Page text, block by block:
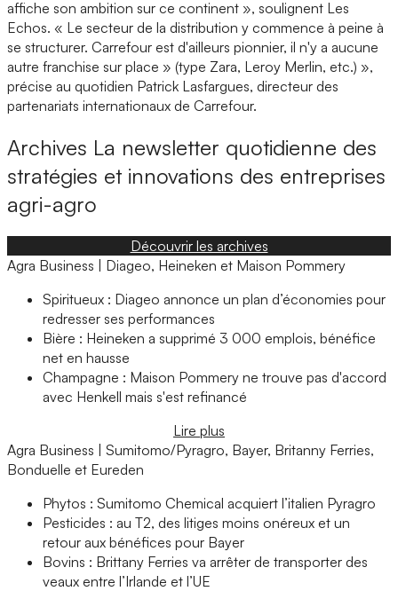
affiche son ambition sur ce continent », soulignent Les
Echos. « Le secteur de la distribution y commence à peine à
se structurer. Carrefour est d'ailleurs pionnier, il n'y a aucune
autre franchise sur place » (type Zara, Leroy Merlin, etc.) »,
précise au quotidien Patrick Lasfargues, directeur des
partenariats internationaux de Carrefour.
Archives La newsletter quotidienne des
stratégies et innovations des entreprises
agri-agro
Découvrir les archives
Agra Business | Diageo, Heineken et Maison Pommery
Spiritueux : Diageo annonce un plan d’économies pour
redresser ses performances
Bière : Heineken a supprimé 3 000 emplois, bénéfice
net en hausse
Champagne : Maison Pommery ne trouve pas d'accord
avec Henkell mais s'est refinancé
Lire plus
Agra Business | Sumitomo/Pyragro, Bayer, Britanny Ferries,
Bonduelle et Eureden
Phytos : Sumitomo Chemical acquiert l’italien Pyragro
Pesticides : au T2, des litiges moins onéreux et un
retour aux bénéfices pour Bayer
Bovins : Brittany Ferries va arrêter de transporter des
veaux entre l’Irlande et l’UE